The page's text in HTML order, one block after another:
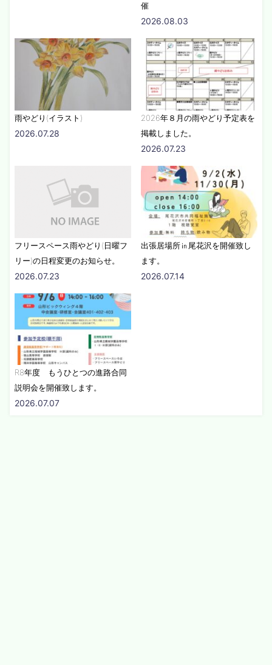
催
2026.08.03
雨やどり(イラスト)
2026.07.28
2026年８月の雨やどり予定表を
掲載しました。
2026.07.23
フリースペース雨やどり(日曜フ
リー)の日程変更のお知らせ。
2026.07.23
出張居場所㏌尾花沢を開催致し
ます。
2026.07.14
R8年度 もうひとつの進路合同
説明会を開催致します。
2026.07.07